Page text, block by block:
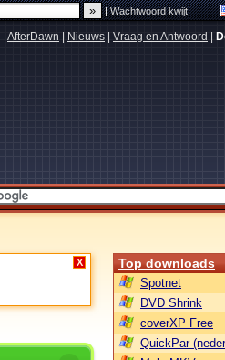
|Wachtwoord kwijt
AfterDawn Nieuws Vraag en Antwoord
X Top downloads
Spotnet
DVD Shrink
coverXP Free
QuickPar